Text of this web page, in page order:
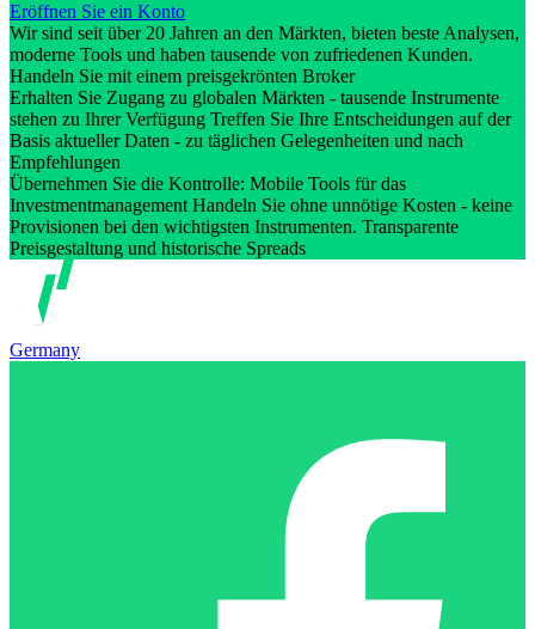
Eröffnen Sie ein Konto
Wir sind seit über 20 Jahren an den Märkten, bieten beste Analysen,
moderne Tools und haben tausende von zufriedenen Kunden.
Handeln Sie mit einem preisgekrönten Broker
Erhalten Sie Zugang zu globalen Märkten - tausende Instrumente
stehen zu Ihrer Verfügung Treffen Sie Ihre Entscheidungen auf der
Basis aktueller Daten - zu täglichen Gelegenheiten und nach
Empfehlungen
Übernehmen Sie die Kontrolle: Mobile Tools für das
Investmentmanagement Handeln Sie ohne unnötige Kosten - keine
Provisionen bei den wichtigsten Instrumenten. Transparente
Preisgestaltung und historische Spreads
Germany